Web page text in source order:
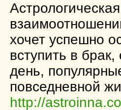
хочет успешно
вступить в
день,
повседневной
http://